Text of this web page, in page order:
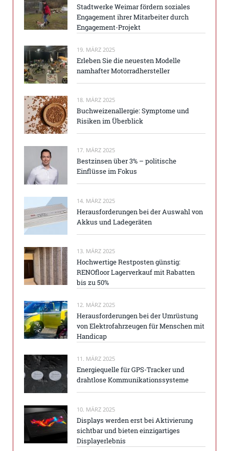
Stadtwerke Weimar fördern soziales
Engagement ihrer Mitarbeiter durch
Engagement-Projekt
19. MÄRZ 2025
Erleben Sie die neuesten Modelle
namhafter Motorradhersteller
18. MÄRZ 2025
Buchweizenallergie: Symptome und
Risiken im Überblick
17. MÄRZ 2025
Bestzinsen über 3% – politische
Einflüsse im Fokus
14. MÄRZ 2025
Herausforderungen bei der Auswahl von
Akkus und Ladegeräten
13. MÄRZ 2025
Hochwertige Restposten günstig:
RENOfloor Lagerverkauf mit Rabatten
bis zu 50%
12. MÄRZ 2025
Herausforderungen bei der Umrüstung
von Elektrofahrzeugen für Menschen mit
Handicap
11. MÄRZ 2025
Energiequelle für GPS-Tracker und
drahtlose Kommunikationssysteme
10. MÄRZ 2025
Displays werden erst bei Aktivierung
sichtbar und bieten einzigartiges
Displayerlebnis